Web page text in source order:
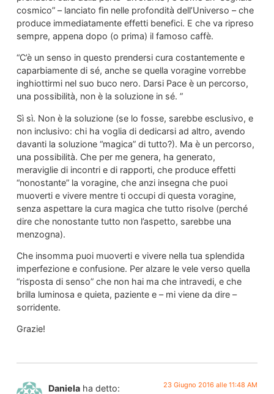
cosmico” – lanciato fin nelle profondità dell’Universo – che
produce immediatamente effetti benefici. E che va ripreso
sempre, appena dopo (o prima) il famoso caffè.
“C’è un senso in questo prendersi cura costantemente e
caparbiamente di sé, anche se quella voragine vorrebbe
inghiottirmi nel suo buco nero. Darsi Pace è un percorso,
una possibilità, non è la soluzione in sé. ”
Sì sì. Non è la soluzione (se lo fosse, sarebbe esclusivo, e
non inclusivo: chi ha voglia di dedicarsi ad altro, avendo
davanti la soluzione “magica” di tutto?). Ma è un percorso,
una possibilità. Che per me genera, ha generato,
meraviglie di incontri e di rapporti, che produce effetti
“nonostante” la voragine, che anzi insegna che puoi
muoverti e vivere mentre ti occupi di questa voragine,
senza aspettare la cura magica che tutto risolve (perché
dire che nonostante tutto non l’aspetto, sarebbe una
menzogna).
Che insomma puoi muoverti e vivere nella tua splendida
imperfezione e confusione. Per alzare le vele verso quella
“risposta di senso” che non hai ma che intravedi, e che
brilla luminosa e quieta, paziente e – mi viene da dire –
sorridente.
Grazie!
Daniela ha detto: 23 Giugno 2016 alle 11:48 AM